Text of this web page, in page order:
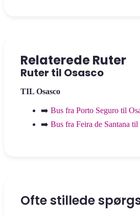
Relaterede Ruter
Ruter til Osasco
TIL Osasco
➡️ Bus fra Porto Seguro til
➡️ Bus fra Feira de Santana til
Ofte stillede